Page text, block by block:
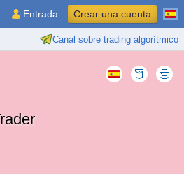
Canal sobre trading algorítmico
Entrada Crear una cuenta